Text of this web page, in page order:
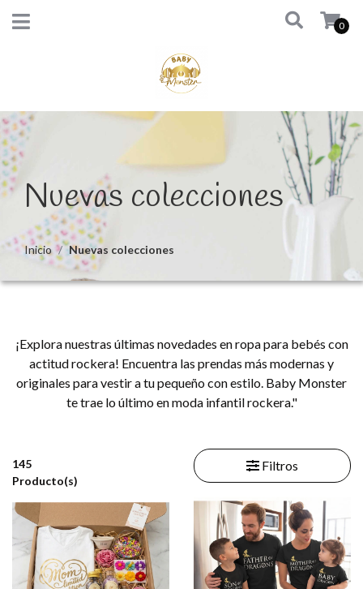
0
Nuevas colecciones
Inicio Nuevas colecciones
¡Explora nuestras últimas novedades en ropa para bebés con
actitud rockera! Encuentra las prendas más modernas y
originales para vestir a tu pequeño con estilo. Baby Monster
te trae lo último en moda infantil rockera."
145
Producto(s)
Filtros
-21%